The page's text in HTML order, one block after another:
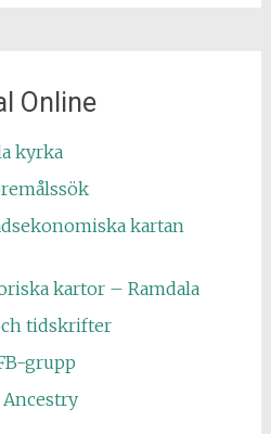
Online
kyrka
kartan
kartor – Ramdala
tidskrifter
grupp